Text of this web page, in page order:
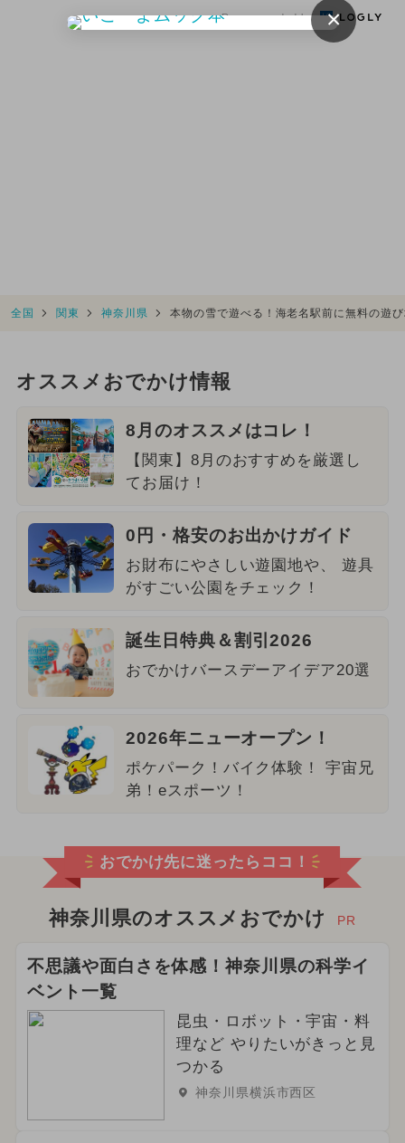
Recommended by
全国 関東 神奈川県 本物の雪で遊べる！海老名駅前に無料の遊
オススメおでかけ情報
8月のオススメはコレ！
【関東】8月のおすすめを厳選し
てお届け！
0円・格安のお出かけガイド
お財布にやさしい遊園地や、 遊具
がすごい公園をチェック！
誕生日特典＆割引2026
おでかけバースデーアイデア20選
2026年ニューオープン！
ポケパーク！バイク体験！ 宇宙兄
弟！eスポーツ！
おでかけ先に迷ったらココ！
神奈川県のオススメおでかけ PR
不思議や面白さを体感！神奈川県の科学イ
ベント一覧
昆虫・ロボット・宇宙・料
理など やりたいがきっと見
つかる
神奈川県横浜市西区
×